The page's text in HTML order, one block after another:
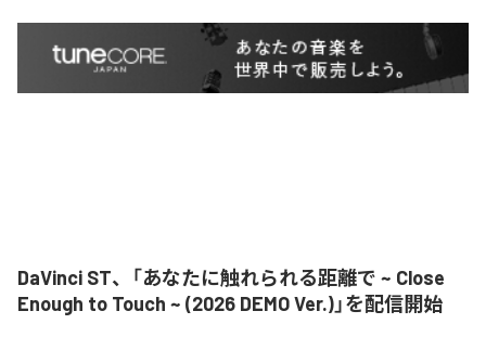
DaVinci ST、「あなたに触れられる距離で ~ Close
Enough to Touch ~ (2026 DEMO Ver.)」を配信開始